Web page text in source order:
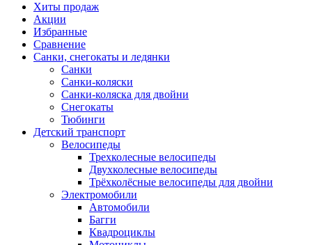
Хиты продаж
Акции
Избранные
Сравнение
Санки, снегокаты и ледянки
Санки
Санки-коляски
Санки-коляска для двойни
Снегокаты
Тюбинги
Детский транспорт
Велосипеды
Трехколесные велосипеды
Двухколесные велосипеды
Трёхколёсные велосипеды для двойни
Электромобили
Автомобили
Багги
Квадроциклы